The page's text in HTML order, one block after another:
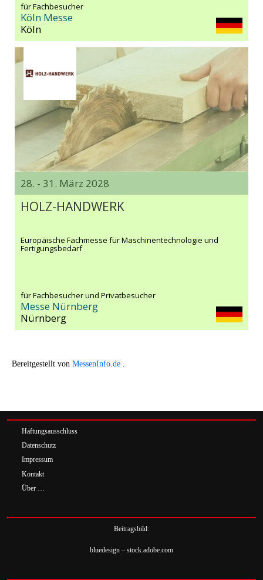
für Fachbesucher
Köln Messe
Köln
28. - 31. März 2028
HOLZ-HANDWERK
Europäische Fachmesse für Maschinentechnologie und
Fertigungsbedarf
für Fachbesucher und Privatbesucher
Messe Nürnberg
Nürnberg
Bereitgestellt von MessenInfo.de
Haftungsausschluss
Datenschutz
Impressum
Kontakt
Über …
Beitragsbild:
bluedesign – stock.adobe.com